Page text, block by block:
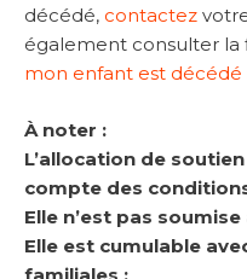
décédé, contactez
également consulter la
mon enfant est décédé
À noter :
L’allocation de
compte des
Elle n’est pas
Elle est cumulable